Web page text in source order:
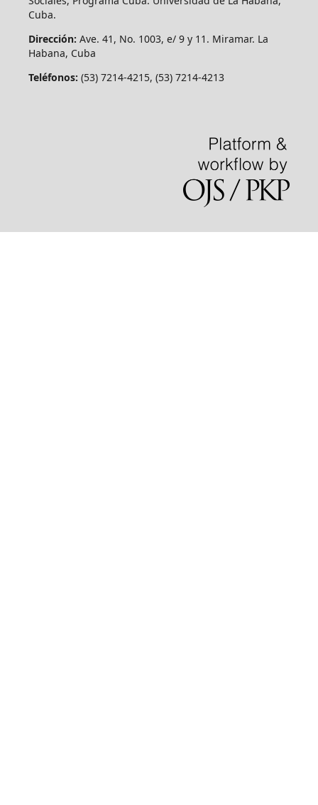
Cuba.
Dirección: Ave. 41, No. 1003, e/ 9 y 11. Miramar. La
Habana, Cuba
Teléfonos: (53) 7214-4215, (53) 7214-4213